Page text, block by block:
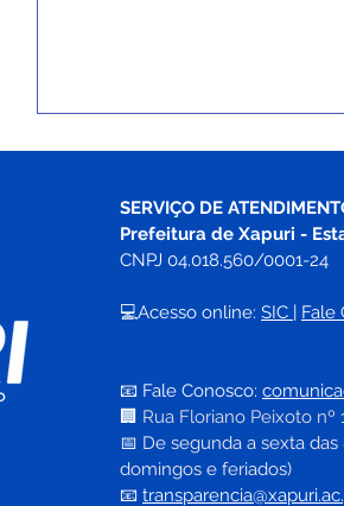
pioneiro para atendimento
especializado de crianças
SERVIÇO DE
Prefeitura de Xapuri -
CNPJ 04.018.560/0001-24
💻Acesso online: SIC | Fale
📧 Fale Conosco:
🏢 Rua Floriano Peixoto nº
📅 De segunda a sexta das
domingos e feriados)
📧